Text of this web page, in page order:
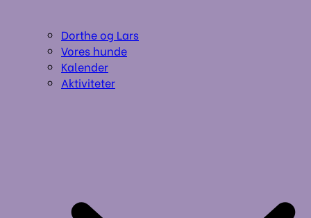
Dorthe og Lars
Vores hunde
Kalender
Aktiviteter